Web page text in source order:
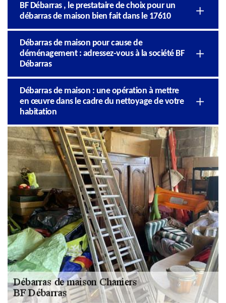
BF Débarras , le prestataire de choix pour un
débarras de maison bien fait dans le 17610
Débarras de maison pour cause de
déménagement : adressez-vous à la société BF
Débarras
Débarras de maison : une opération à mettre
en œuvre dans le cadre du nettoyage de votre
habitation